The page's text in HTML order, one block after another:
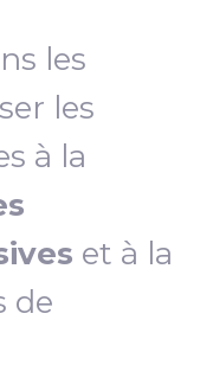
les
les
à la
et à la
de